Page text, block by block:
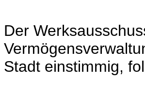
Der
Stadt einstimmig,